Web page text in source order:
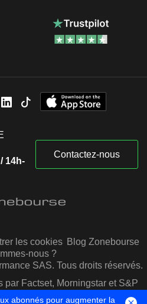
14h-
Contactez-nous
les cookies Blog Zonebourse
nous ?
SAS. Tous droits réservés.
par Factset, Morningstar et S&P
IQ
abonnés pour augmenter la